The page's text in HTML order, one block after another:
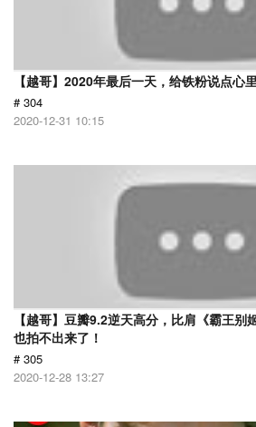
【越哥】2020年最后一天，给铁粉说点心
# 304
2020-12-31 10:15
【越哥】豆瓣9.2逆天高分，比肩《霸王别
也拍不出来了！
# 305
2020-12-28 13:27